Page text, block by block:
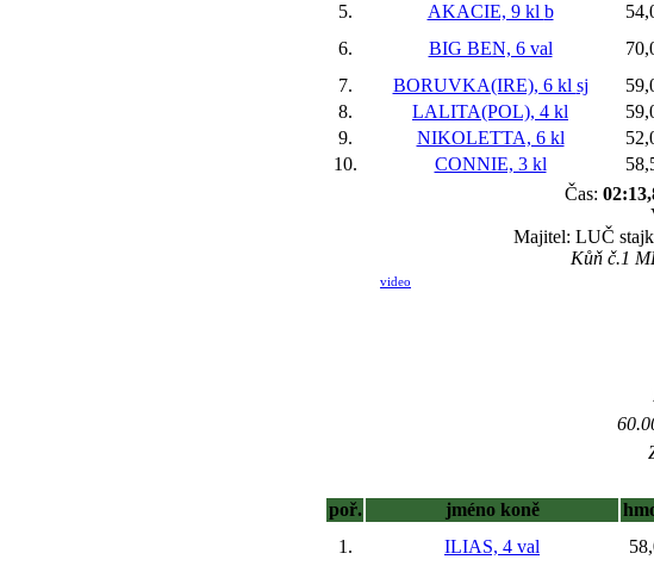
5.
AKACIE, 9 kl b
6.
BIG BEN, 6 val
7.
BORUVKA(IRE), 6 kl sj
8.
LALITA(POL), 4 kl
9.
NIKOLETTA, 6 kl
10.
CONNIE, 3 kl
Čas:
Majitel: LUČ
Kůň č.1
video
poř.
jméno koně
1.
ILIAS, 4 val